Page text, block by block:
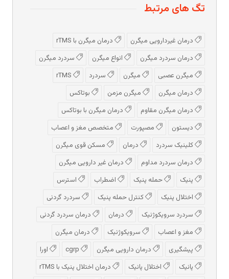
تگ های مرتبط
درمان غیردارویی میگرن
درمان میگرن با rTMS
درمان سردرد میگرن
انواع میگرن
سردرد میگرن
میگرن عصبی
میگرن سردرد
درمان میگرن
میگرن مزمن
بوتاکس
درمان میگرن مقاوم
درمان میگرن با بوتاکس
دیستون
مصپورت
متخصص مغز و اعصاب
کلینیک سردرد
درمان
مسکن قوی میگرن
درمان سردرد مداوم
درمان غیر دارویی میگرن
پنیک
حمله پنیک اضطراب
استرس
اختلال پنیک
کنترل حمله پنیک
سردرد گردنی
سردرد سرویکوژنیک
درمان
درمان سردرد گردنی
مغز و اعصاب
سرویکوژنیک
درمان میگرن
پیشگیری
درمان دارویی میگرن
اورا
پانیک
اختلال پانیک
درمان اختلال پنیک با rTMS